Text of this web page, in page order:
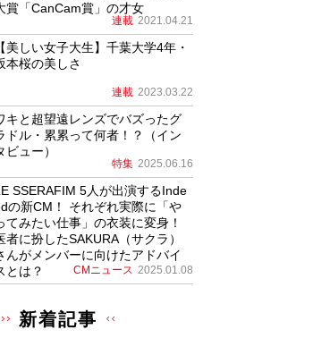
賞「CanCam賞」の才女
連載 2021.04.21
【美しい女子大生】千葉大学4年・
本桜の美しさ
連載 2023.03.22
キと超望遠レンズでバズったグ
ドル・累累って何者！？（イン
ビュー）
特集 2025.06.16
SSERAFIM 5人が出演するInde
の新CM！ それぞれ実際に「や
てみたい仕事」の衣装に変身！
者に扮したSAKURA（サクラ）
んがメンバーに向けたアドバイ
とは？
CMニュース 2025.01.08
新着記事